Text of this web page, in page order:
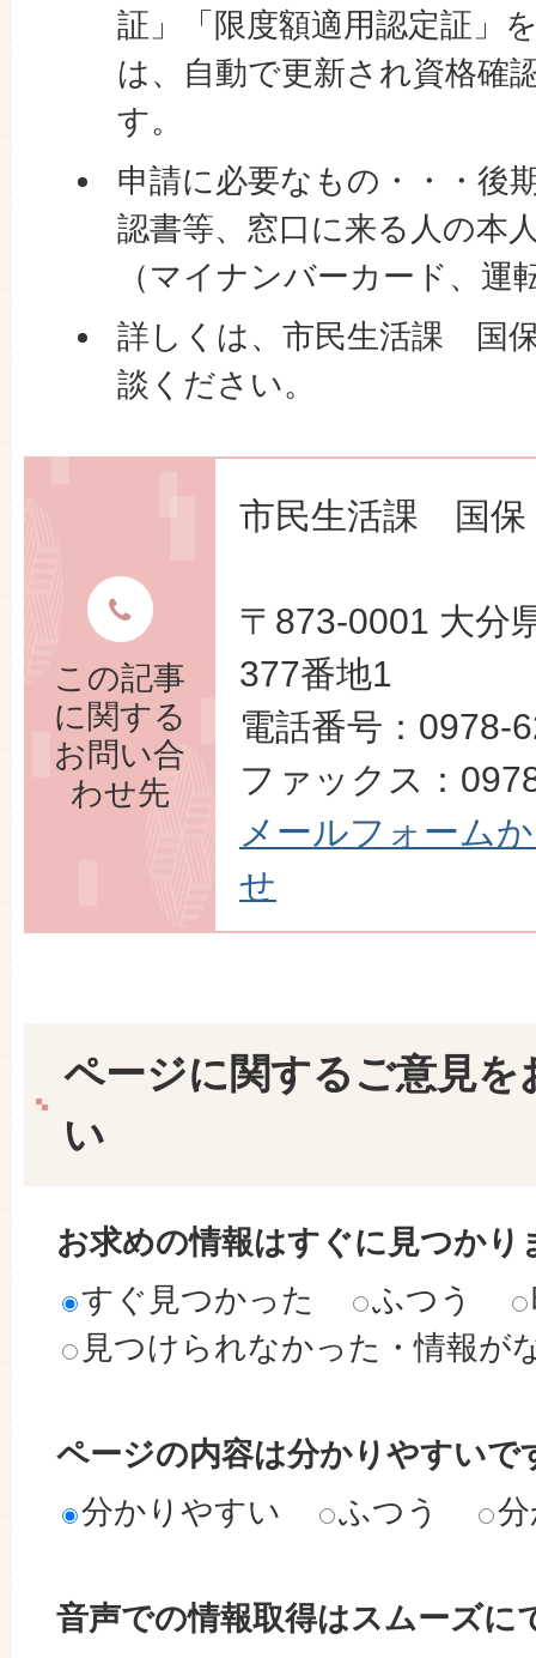
証」「限度額適用認定証」
は、自動で更新され資格確
す。
申請に必要なもの・・・後
認書等、窓口に来る人の本
（マイナンバーカード、運
詳しくは、市民生活課 国
談ください。
この記事
に関する
お問い合
わせ先
市民生活課 国保
〒873-0001 大分
377番地1
電話番号：0978-
ファックス：
メールフォーム
せ
ページに関するご意見を
い
お求めの情報はすぐに見つかり
すぐ見つかった
ふつう
見つけられなかった・情報が
ページの内容は分かりやすいで
分かりやすい
ふつう
音声での情報取得はスムーズに